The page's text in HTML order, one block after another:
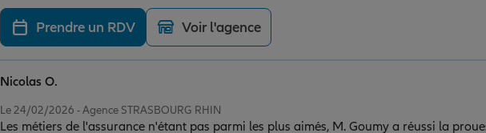
Prendre un RDV Voir l'agence
Le 24/02/2026 - Agence STRASBOURG RHIN
Les métiers de l'assurance n'étant pas parmi les plus aimés, M. Goumy a réussi la
Nicolas O.